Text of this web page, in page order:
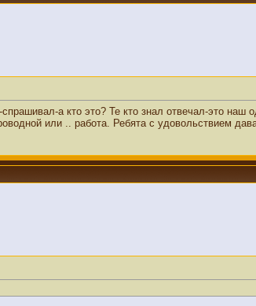
а кто это? Те кто знал отвечал-это
или .. работа. Ребята с удовольствием